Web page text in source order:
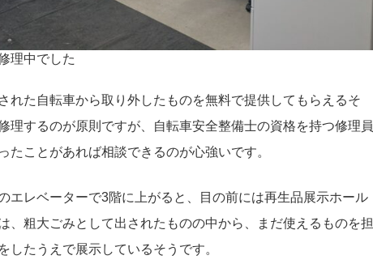
理中でした
れた自転車から取り外したものを無料で提供してもらえるそ
理するのが原則ですが、自転車安全整備士の資格を持つ修理員
たことがあれば相談できるのが心強いです。
エレベーターで3階に上がると、目の前には再生品展示ホール
、粗大ごみとして出されたものの中から、まだ使えるものを担
したうえで展示しているそうです。